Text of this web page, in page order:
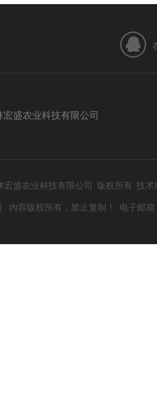
宏盛农业科技有限公司
宏盛农业科技有限公司 版权所有 技
内容版权所有，禁止复制！ 电子邮